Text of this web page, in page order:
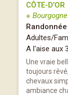
CÔTE-D’OR
※ Bourgogne
Adultes/
A l'aise aux
Une vraie
toujours
chevaux
ambiance